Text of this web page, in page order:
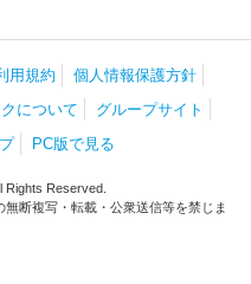
用規約
個人情報保護方針
クについて
グループサイト
PC版で見る
Rights Reserved.
断複写・転載・公衆送信等を禁じま